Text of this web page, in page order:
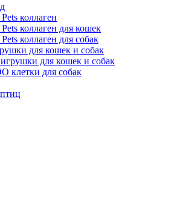
коллаген
коллаген для кошек
коллаген для собак
для кошек и собак
игрушки для кошек и собак
клетки для собак